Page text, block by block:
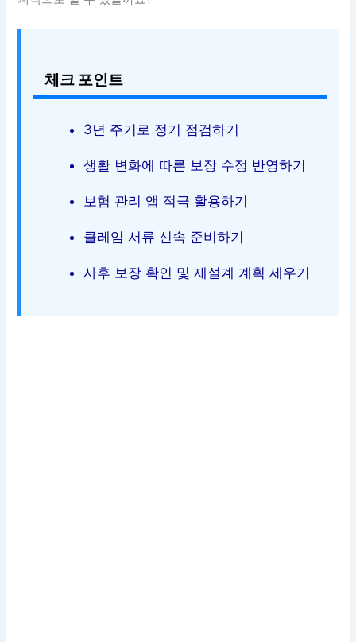
체크 포인트
3년 주기로 정기 점검하기
생활 변화에 따른 보장 수정 반영하기
보험 관리 앱 적극 활용하기
클레임 서류 신속 준비하기
사후 보장 확인 및 재설계 계획 세우기